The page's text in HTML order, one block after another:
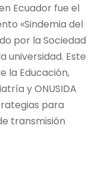
Ecuador fue el
«Sindemia del
por la Sociedad
universidad. Este
la Educación,
y ONUSIDA
para
transmisión